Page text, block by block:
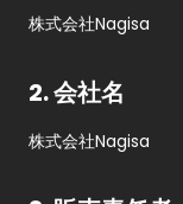
株式会社Nagisa
2. 会社名
株式会社Nagisa